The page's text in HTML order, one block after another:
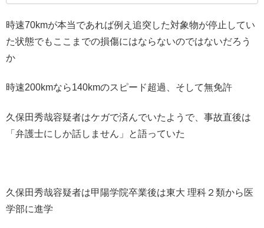
時速70kmが本当であれば例え追突した対象物が停止してい
た状態でもここまでの損傷にはならないのではないだろう
か
時速200kmなら140kmのスピード超過、そして無免許
久保田秀哉容疑者はケガで済んでいたようで、事故直後は
「弁護士にしか話しません」と語っていた
久保田秀哉容疑者は甲陽学院卒業後は東大 理科２類から医
学部に進学